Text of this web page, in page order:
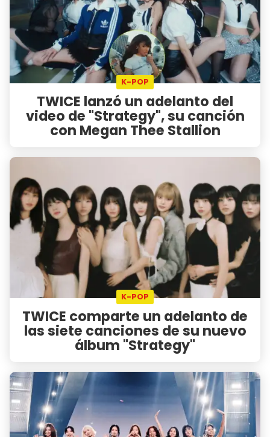
K-POP
TWICE lanzó un adelanto del
video de "Strategy", su canción
con Megan Thee Stallion
K-POP
TWICE comparte un adelanto de
las siete canciones de su nuevo
álbum "Strategy"